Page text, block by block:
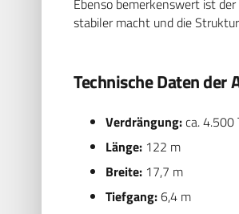
Ebenso bemerkenswert ist
stabiler macht und die
Technische Daten der
Verdrängung:ca. 4.500
Länge: 122 m
Breite: 17,7 m
Tiefgang:6,4 m